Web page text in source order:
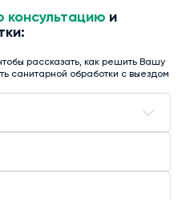
консультацию и
рассказать, как решить Вашу
санитарной обработки с выездом